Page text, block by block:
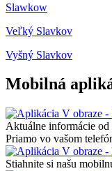
Slawkow
Veľký Slavkov
Vyšný Slavkov
Mobilná
Aktuálne informácie od
Priamo vo vašom
Stiahnite si našu